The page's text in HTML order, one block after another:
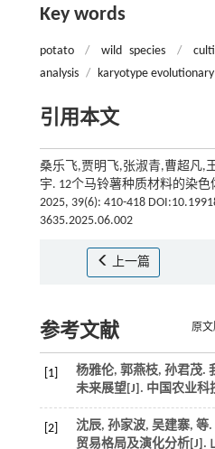
Key words
potato / wild species /
analysis / karyotype
引用本文
桑乐飞,贾明飞,张淑青,曹超凡,
宇. 12个马铃薯种质材料的染色
2025, 39(6): 410-418
3635.2025.06.002
上一篇
参考文献 原
[1]
杨雅伦, 郭燕枝, 孙君茂.
未来展望[J]. 中国农业科
[2] 沈辰, 孙家波, 吴建寨, 等.
贸易格局及演化分析[J].